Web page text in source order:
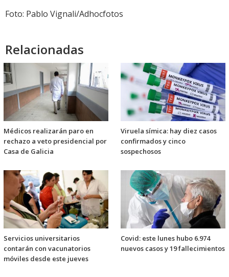
Foto: Pablo Vignali/Adhocfotos
Relacionadas
Médicos realizarán paro en
rechazo a veto presidencial por
Casa de Galicia
Viruela símica: hay diez casos
confirmados y cinco
sospechosos
Servicios universitarios
contarán con vacunatorios
móviles desde este jueves
Covid: este lunes hubo 6.974
nuevos casos y 19 fallecimientos